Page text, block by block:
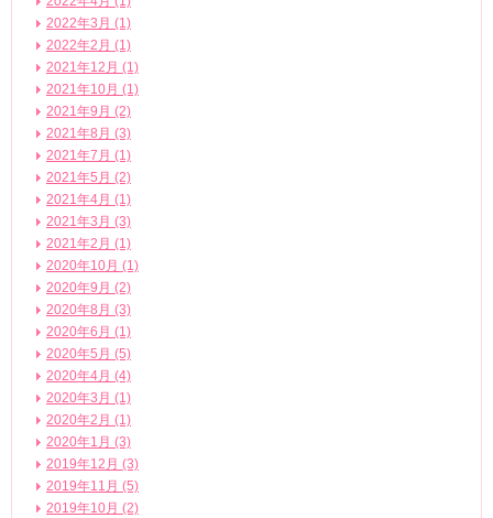
2022年3月 (1)
2022年2月 (1)
2021年12月 (1)
2021年10月 (1)
2021年9月 (2)
2021年8月 (3)
2021年7月 (1)
2021年5月 (2)
2021年4月 (1)
2021年3月 (3)
2021年2月 (1)
2020年10月 (1)
2020年9月 (2)
2020年8月 (3)
2020年6月 (1)
2020年5月 (5)
2020年4月 (4)
2020年3月 (1)
2020年2月 (1)
2020年1月 (3)
2019年12月 (3)
2019年11月 (5)
2019年10月 (2)